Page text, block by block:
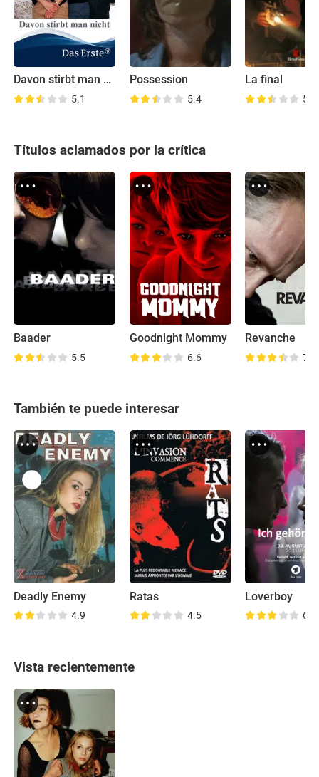
Davon stirbt man nicht
5.1
Possession
5.4
La final
5.6
Títulos aclamados por la crítica
Baader
5.5
Goodnight Mommy
6.6
Revanche
7.5
También te puede interesar
Deadly Enemy
4.9
Ratas
4.5
Loverboy
6.0
Vista recientemente